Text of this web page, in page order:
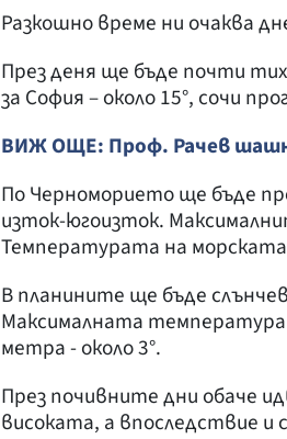
Разкошно време ни очаква
През деня ще бъде почти
за София – около 15°, сочи
ВИЖ ОЩЕ: Проф. Рачев
По Черноморието ще бъде
изток-югоизток.
Температурата на морската
В планините ще бъде
Максималната температура
метра - около 3°.
През почивните дни обаче
високата, а впоследствие и